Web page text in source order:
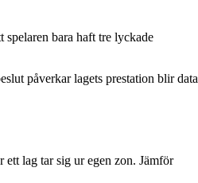
spelaren bara haft tre lyckade
påverkar lagets prestation blir data
lag tar sig ur egen zon. Jämför